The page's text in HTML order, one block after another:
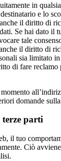
in
e lo
il diritto di
Se hai dato il
tale
il diritto di
sia limitato
di fare reclamo
domande
parti
il tuo
Ciò